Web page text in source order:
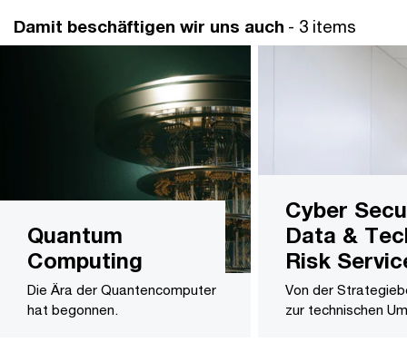
Damit beschäftigen wir uns auch - 3 items
Quantum
Computing
Die Ära der Quantencomputer
hat begonnen.
Cyber
Data &
Risk
Von der
zur technischen